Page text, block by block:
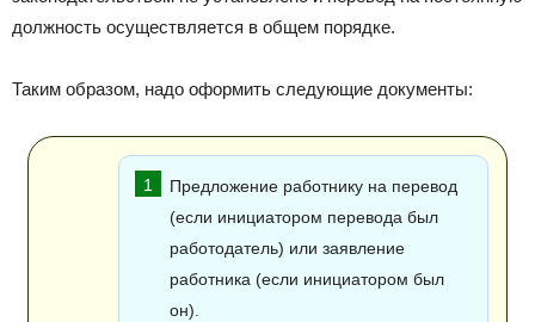
должность осуществляется в общем порядке.
Таким образом, надо оформить следующие документы:
Предложение работнику на перевод
(если инициатором перевода был
работодатель) или заявление
работника (если инициатором был
он).